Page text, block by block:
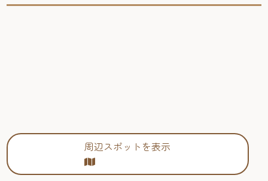
周辺スポットを表示